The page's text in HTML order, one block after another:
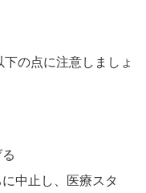
の点に注意しましょ
中止し、医療スタ